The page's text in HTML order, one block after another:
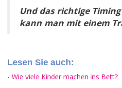
Und das richtige
kann man mit einem
Lesen Sie auch:
- Wie viele Kinder machen ins Bett?